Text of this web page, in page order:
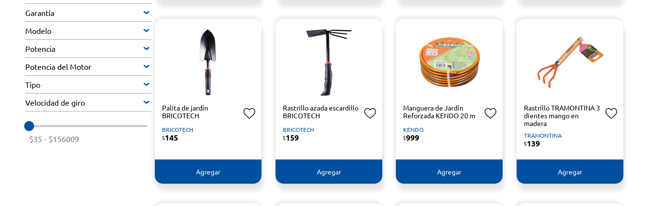
Garantía
Modelo
Potencia
Potencia del Motor
Tipo
Velocidad de giro
$35 - $156009
Palita de jardín
BRICOTECH
BRICOTECH
$145
Agregar
Rastrillo azada escardillo
BRICOTECH
BRICOTECH
$159
Agregar
Manguera de Jardín
Reforzada KENDO 20 m
KENDO
$999
Agregar
Rastrillo TRAMONTINA 3
dientes mango en
madera
TRAMONTINA
$139
Agregar